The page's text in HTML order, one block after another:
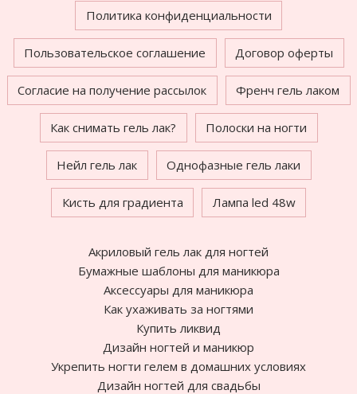
Политика конфиденциальности
Пользовательское соглашение Договор оферты
Согласие на получение рассылок Френч гель лаком
Как снимать гель лак? Полоски на ногти
Нейл гель лак Однофазные гель лаки
Кисть для градиента Лампа led 48w
Акриловый гель лак для ногтей
Бумажные шаблоны для маникюра
Аксессуары для маникюра
Как ухаживать за ногтями
Купить ликвид
Дизайн ногтей и маникюр
Укрепить ногти гелем в домашних условиях
Дизайн ногтей для свадьбы